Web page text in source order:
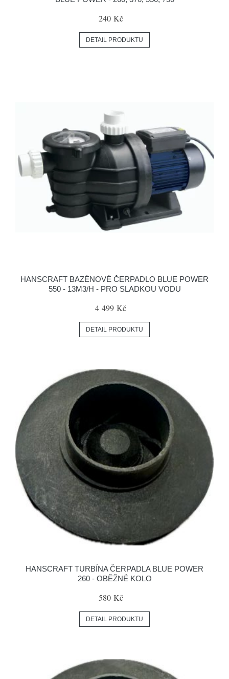
240 Kč
DETAIL PRODUKTU
HANSCRAFT BAZÉNOVÉ ČERPADLO BLUE POWER
550 - 13M3/H - PRO SLADKOU VODU
4 499 Kč
DETAIL PRODUKTU
HANSCRAFT TURBÍNA ČERPADLA BLUE POWER
260 - OBĚŽNÉ KOLO
580 Kč
DETAIL PRODUKTU